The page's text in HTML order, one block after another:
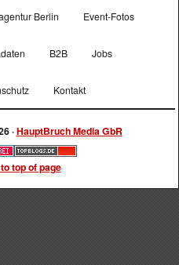
Berlin Event-Fotos
B2B Jobs
Kontakt
·HauptBruch Media GbR
top of page